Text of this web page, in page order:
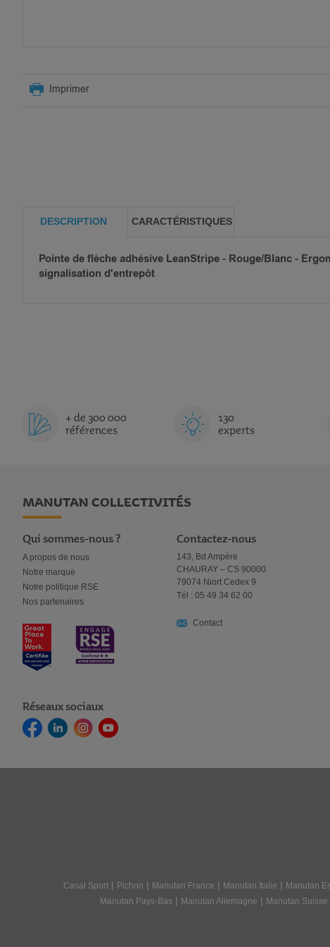
THE
Imprimer
DESCRIPTION
Pointe de flèche adhésive LeanStripe - Rouge/Blanc -
signalisation d'entrepôt
CARACTÉRISTIQUES
+ de 300 000
références
130
experts
MANUTAN COLLECTIVITÉS
Qui sommes-nous ?
A propos de nous
Notre marque
Notre politique RSE
Nos partenaires
Réseaux sociaux
Contactez-nous
143, Bd Ampère
CHAURAY – CS 90000
79074 Niort Cedex 9
Tél : 05 49 34 62 00
Contact
Casal Sport | Pichon | Manutan France | Manutan Italie | Manutan
Manutan Pays-Bas | Manutan Allemagne | Manutan Suisse